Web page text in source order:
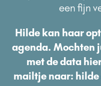
een fijn
Hilde kan haar
agenda. Mochten
met de data
mailtje naar: hilde